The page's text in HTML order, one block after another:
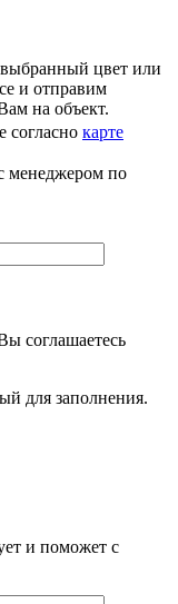
цвет или
и отправим
на объект.
согласно карте
менеджером по
соглашаетесь
для заполнения.
и поможет с